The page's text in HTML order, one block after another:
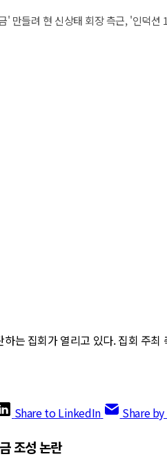
만들려 현 신상태 회장 측근, '인덕
는 집회가 열리고 있다. 집회 주
Share to LinkedIn Share
조성 논란